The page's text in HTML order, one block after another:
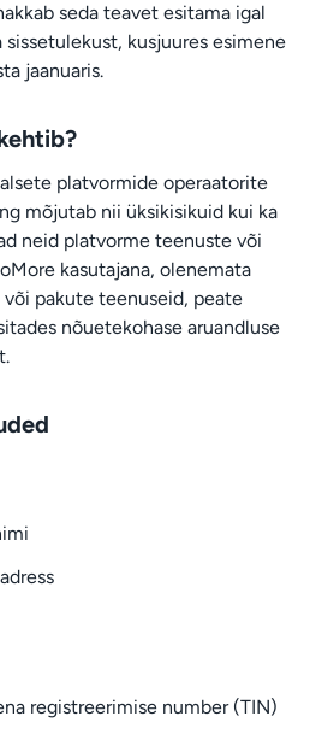
seda teavet esitama igal
sissetulekust, kusjuures esimene
jaanuaris.
platvormide operaatorite
mõjutab nii üksikisikuid kui ka
neid platvorme teenuste või
kasutajana, olenemata
pakute teenuseid, peate
nõuetekohase aruandluse
registreerimise number (TIN)